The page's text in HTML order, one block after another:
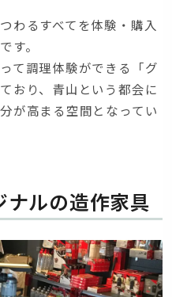
わるすべてを体験・購入
す。
て調理体験ができる「グ
おり、青山という都会に
が高まる空間となってい
ナルの造作家具